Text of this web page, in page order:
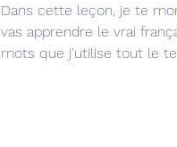
Dans cette leçon, je te
vas apprendre le vrai
mots que j'utilise tout le